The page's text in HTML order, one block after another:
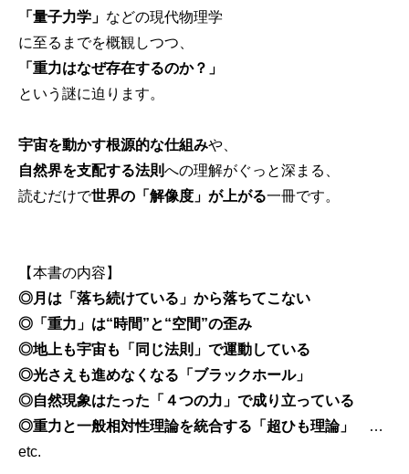
「量子力学」 などの現代物理学
に至るまでを概観しつつ、
「重力はなぜ存在するのか？」
という謎に迫ります。
宇宙を動かす根源的な仕組みや、
自然界を支配する法則への理解がぐっと深まる、
読むだけで世界の「解像度」が上がる一冊です。
【本書の内容】
◎月は「落ち続けている」から落ちてこない
◎「重力」は“時間”と“空間”の歪み
◎地上も宇宙も「同じ法則」で運動している
◎光さえも進めなくなる「ブラックホール」
◎自然現象はたった「４つの力」で成り立っている
◎重力と一般相対性理論を統合する「超ひも理論」
…
etc.